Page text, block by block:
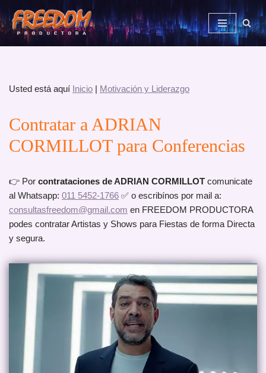
Saltar
al
Usted está aquí Inicio | Motivación y Liderazgo
Contratar a ADRIAN
CORMILLOT para Conferencias
👉 Por contrataciones de ADRIAN CORMILLOT comunicate
al Whatsapp: 011 5452-1766 ✅ o escribínos por mail a:
consultasfreedom@gmail.com en FREEDOM PRODUCTORA
podes contratar Artistas y Shows para Fiestas de forma Directa
y segura.